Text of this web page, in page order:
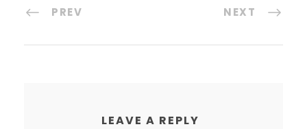
PREV NEXT
LEAVE A REPLY